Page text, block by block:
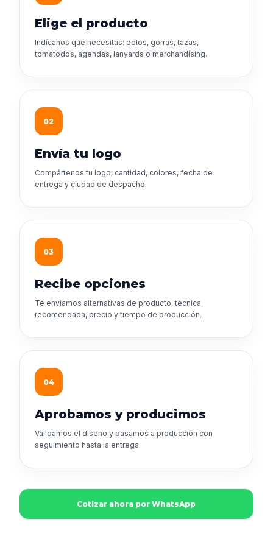
Elige el producto
Indícanos qué necesitas: polos, gorras, tazas,
tomatodos, agendas, lanyards o merchandising.
02
Envía tu logo
Compártenos tu logo, cantidad, colores, fecha de
entrega y ciudad de despacho.
03
Recibe opciones
Te enviamos alternativas de producto, técnica
recomendada, precio y tiempo de producción.
04
Aprobamos y producimos
Validamos el diseño y pasamos a producción con
seguimiento hasta la entrega.
Cotizar ahora por WhatsApp